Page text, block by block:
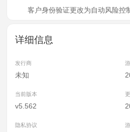
客户身份验证更改为自动风险控
详细信息
发行商
未知
当前版本
v5.562
隐私协议